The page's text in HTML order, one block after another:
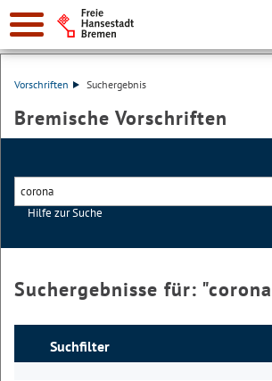
Vorschriften Suchergebnis
Bremische Vorschriften
Hilfe zur Suche
Suchergebnisse für: "corona
Suchfilter